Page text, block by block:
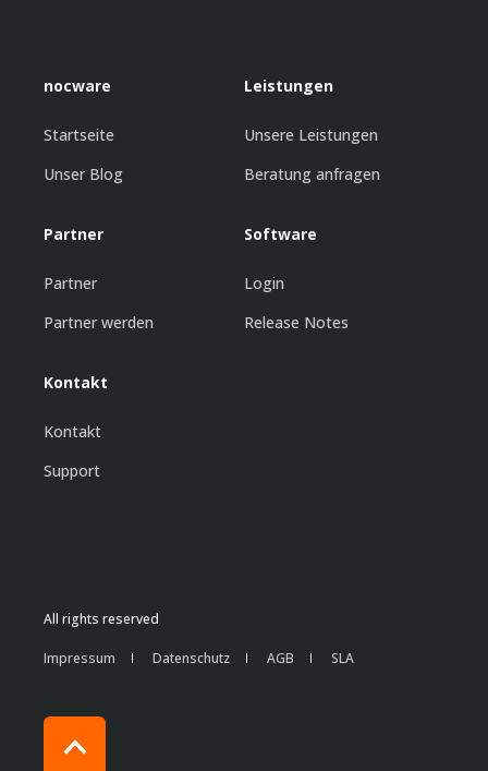
nocware
Startseite
Unser Blog
Leistungen
Unsere Leistungen
Beratung anfragen
Partner
Partner
Partner werden
Software
Login
Release Notes
Kontakt
Kontakt
Support
All rights reserved
Impressum Datenschutz AGB SLA